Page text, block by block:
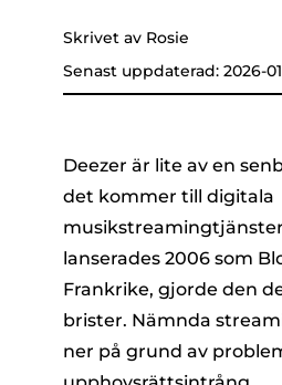
Apple Music till MP3
Suno till MP3
Skrivet av Rosie
Senast uppdaterad: 2026-
Deezer är lite av en
det kommer till digitala
lanserades 2006 som
Frankrike, gjorde den
brister. Nämnda
ner på grund av